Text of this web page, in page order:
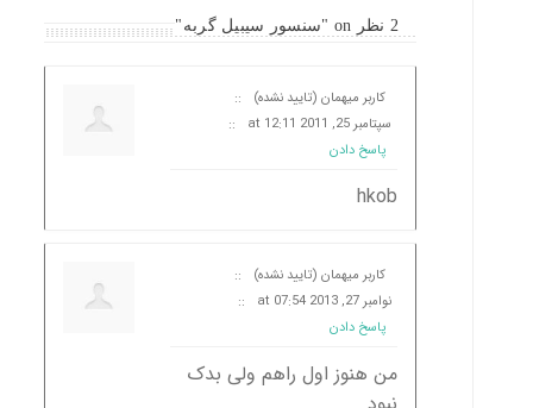
کاربر میهمان (تایید نشده)
سپتامبر 25, 2011 at 12:11
پاسخ دادن
hkob
کاربر میهمان (تایید نشده)
نوامبر 27, 2013 at 07:54
پاسخ دادن
من هنوز اول راهم ولی بدک